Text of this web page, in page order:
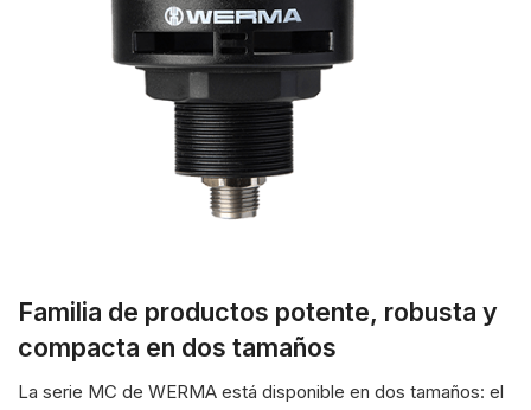
Familia de productos potente, robusta y
compacta en dos tamaños
La serie MC de WERMA está disponible en dos tamaños: el